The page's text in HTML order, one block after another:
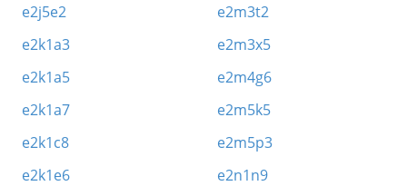
e2j5e2
e2k1a3
e2k1a5
e2k1a7
e2k1c8
e2k1e6
e2m3t2
e2m3x5
e2m4g6
e2m5k5
e2m5p3
e2n1n9